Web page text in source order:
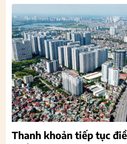
Thanh khoản tiếp tục